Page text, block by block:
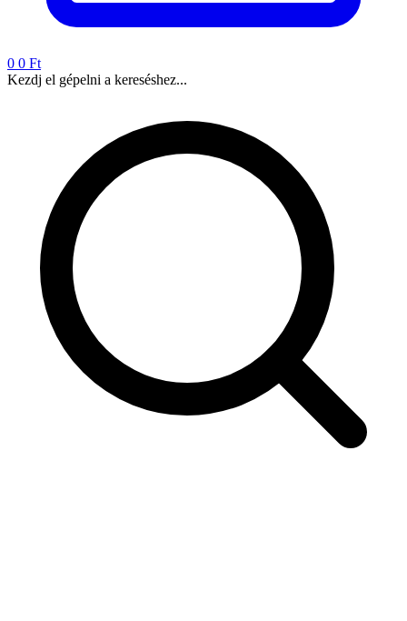
0 0 Ft
Kezdj el gépelni a kereséshez...